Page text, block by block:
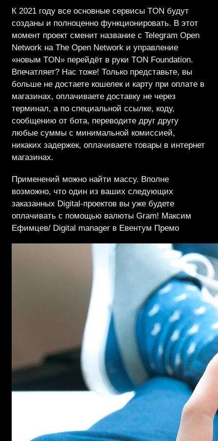
К 2021 году все основные сервисы TON будут
созданы и полноценно функционировать. В этот
момент проект сменит название с Telegram Open
Network на The Open Network и управление
«новым TON» перейдёт в руки TON Foundation.
Впечатляет? Нас тоже! Только представьте, вы
больше не достаете кошелек и карту при оплате в
магазинах, оплачиваете доставку не через
терминал, а по специальной ссылке, коду,
сообщению от бота, переводите друг другу
любые суммы с минимальной комиссией,
никаких задержек, оплачиваете товары в интернет
магазинах.
Применений можно найти массу. Вполне
возможно, что один из ваших следующих
заказанных Digital-проектов вы уже будете
оплачивать с помощью валюты Gram! Максим
Ефимцев/ Digital manager в Евентум Премо